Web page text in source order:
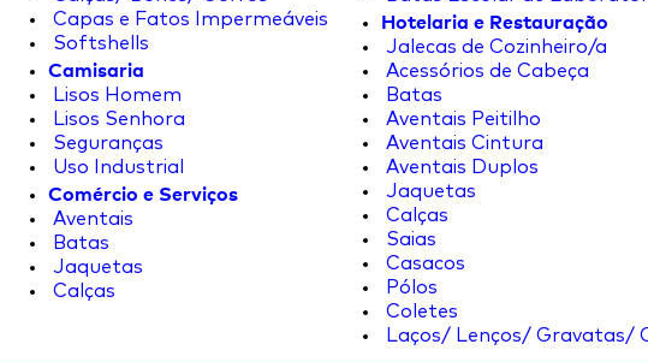
Capas e Fatos Impermeáveis
Softshells
Camisaria
Lisos Homem
Lisos Senhora
Seguranças
Uso Industrial
Comércio e Serviços
Aventais
Batas
Jaquetas
Calças
Hotelaria e Restauração
Jalecas de Cozinheiro/a
Acessórios de Cabeça
Batas
Aventais Peitilho
Aventais Cintura
Aventais Duplos
Jaquetas
Calças
Saias
Casacos
Pólos
Coletes
Laços/ Lenços/ Gravatas/